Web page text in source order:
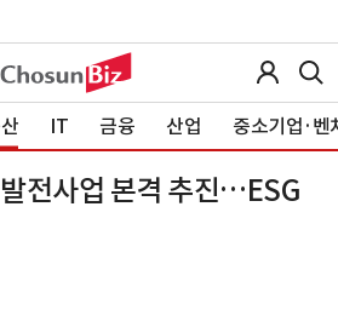
IT 금융 산업 중소기업·벤
전사업 본격 추진…ESG